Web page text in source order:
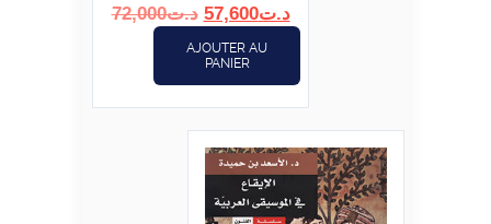
د.ت72,000
Le
initial
était :
د.ت72,000.
د.ت57,600
Le
prix
est :
AJOUTER AU
PANIER